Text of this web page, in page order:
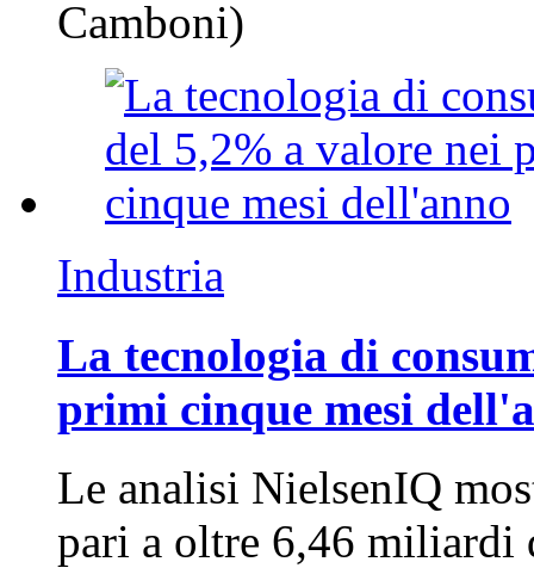
Camboni)
Industria
La tecnologia di
primi cinque mesi
Le analisi NielsenIQ
pari a oltre 6,46